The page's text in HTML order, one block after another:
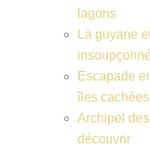
lagons
La guyane
Escapade
îles cachées
Archipel
découvrir